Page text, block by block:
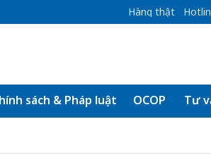
Hàng thật
sách & Pháp luật OCOP Tư